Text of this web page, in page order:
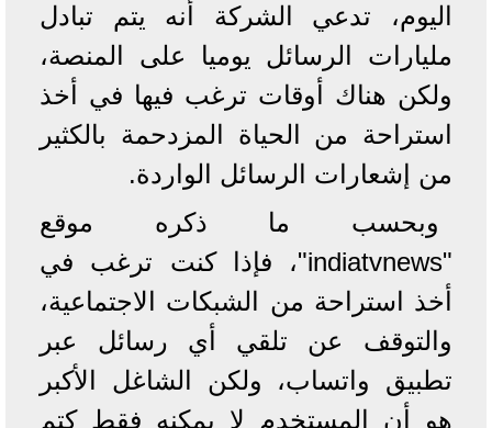
اليوم، تدعي الشركة أنه يتم تبادل
مليارات الرسائل يوميا على المنصة،
ولكن هناك أوقات ترغب فيها في أخذ
استراحة من الحياة المزدحمة بالكثير
من إشعارات الرسائل الواردة.
وبحسب ما ذكره موقع
"indiatvnews"، فإذا كنت ترغب في
أخذ استراحة من الشبكات الاجتماعية،
والتوقف عن تلقي أي رسائل عبر
تطبيق واتساب، ولكن الشاغل الأكبر
هو أن المستخدم لا يمكنه فقط كتم